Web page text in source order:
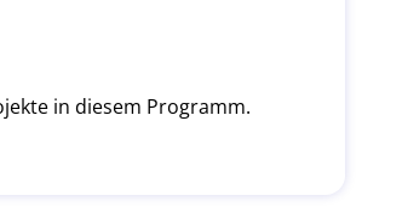
in diesem Programm.